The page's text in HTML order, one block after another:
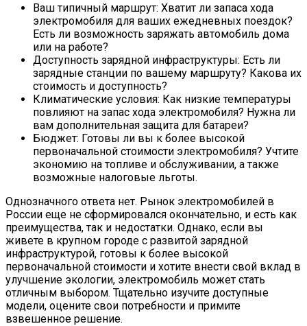
Ваш типичный маршрут: Хватит ли запаса хода
электромобиля для ваших ежедневных поездок?
Есть ли возможность заряжать автомобиль дома
или на работе?
Доступность зарядной инфраструктуры: Есть ли
зарядные станции по вашему маршруту? Какова их
стоимость и доступность?
Климатические условия: Как низкие температуры
повлияют на запас хода электромобиля? Нужна ли
вам дополнительная защита для батареи?
Бюджет: Готовы ли вы к более высокой
первоначальной стоимости электромобиля? Учтите
экономию на топливе и обслуживании, а также
возможные налоговые льготы.
Однозначного ответа нет. Рынок электромобилей в
России еще не сформировался окончательно, и есть как
преимущества, так и недостатки. Однако, если вы
живете в крупном городе с развитой зарядной
инфраструктурой, готовы к более высокой
первоначальной стоимости и хотите внести свой вклад в
улучшение экологии, электромобиль может стать
отличным выбором. Тщательно изучите доступные
модели, оцените свои потребности и примите
взвешенное решение.